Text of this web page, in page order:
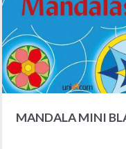
MANDALA MINI